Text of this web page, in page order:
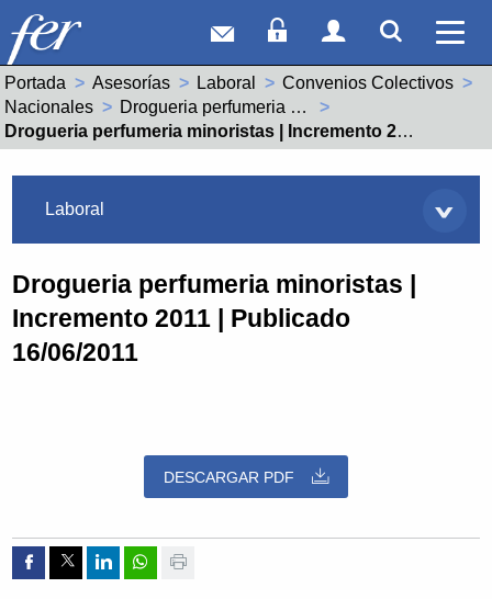
Correo webAcceso Socios
Acceso
Ver
Portada Asesorías Laboral
Convenios Colectivos
Nacionales
Drogueria perfumeria minoristas (99100145012014)
Actual:
Drogueria perfumeria minoristas | Incremento 2011 | Publicado 16/06/2011
Laboral
Drogueria perfumeria minoristas |
Incremento 2011 | Publicado
16/06/2011
DESCARGAR PDF
Compartir por Facebook
Compartir por Twitter
Compartir por Linkedin
Compartir por whatsapp
Imprimir